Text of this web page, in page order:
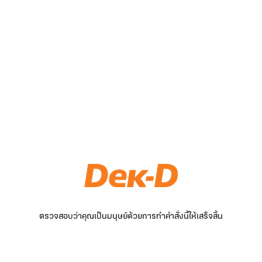
ตรวจสอบว่าคุณเป็นมนุษย์ด้วยการทำคำสั่งนี้ให้เสร็จสิ้น